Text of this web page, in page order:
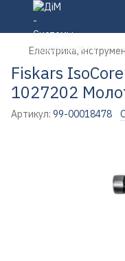
Електрика,
Fiskars
1027202
Артикул: 99-00018478